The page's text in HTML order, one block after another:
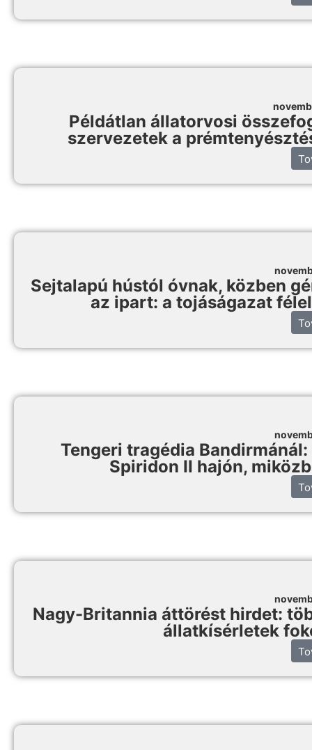
Példátlan állatorvosi
szervezetek a
Sejtalapú hústól óvnak, közben
az ipart: a tojáságazat
Tengeri tragédia
Spiridon II hajón,
Nagy-Britannia áttörést hirdet:
állatkísérletek